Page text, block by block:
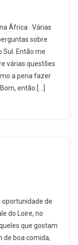
África Várias
sobre
Então me
várias questões
a pena fazer
então […]
oportunidade de
do Loire, no
que gostam
de boa comida,